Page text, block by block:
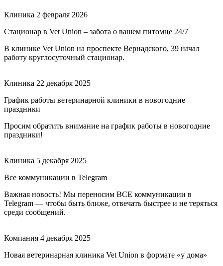
Клиника 2 февраля 2026
Стационар в Vet Union – забота о вашем питомце 24/7
В клинике Vet Union на проспекте Вернадского, 39 начал
работу круглосуточный стационар.
Клиника 22 декабря 2025
График работы ветеринарной клиники в новогодние
праздники
Просим обратить внимание на график работы в новогодние
праздники!
Клиника 5 декабря 2025
Все коммуникации в Telegram
Важная новость! Мы переносим ВСЕ коммуникации в
Telegram — чтобы быть ближе, отвечать быстрее и не теряться
среди сообщений.
Компания 4 декабря 2025
Новая ветеринарная клиника Vet Union в формате «у дома»